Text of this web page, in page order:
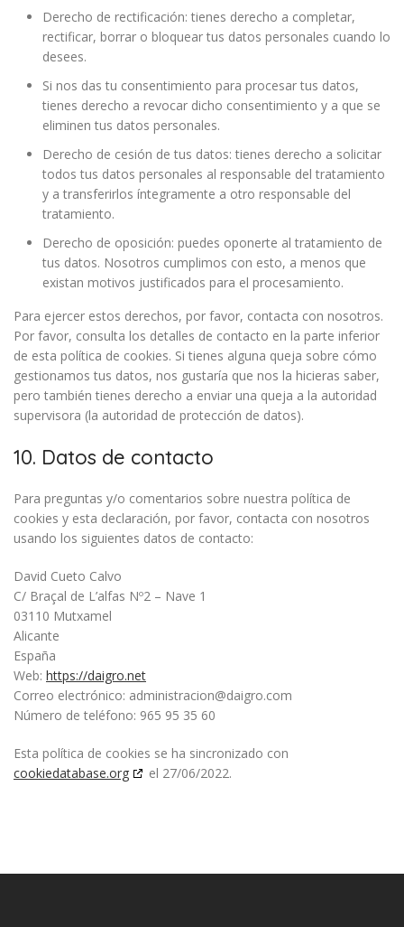
Derecho de rectificación: tienes derecho a completar,
rectificar, borrar o bloquear tus datos personales cuando lo
desees.
Si nos das tu consentimiento para procesar tus datos,
tienes derecho a revocar dicho consentimiento y a que se
eliminen tus datos personales.
Derecho de cesión de tus datos: tienes derecho a solicitar
todos tus datos personales al responsable del tratamiento
y a transferirlos íntegramente a otro responsable del
tratamiento.
Derecho de oposición: puedes oponerte al tratamiento de
tus datos. Nosotros cumplimos con esto, a menos que
existan motivos justificados para el procesamiento.
Para ejercer estos derechos, por favor, contacta con nosotros.
Por favor, consulta los detalles de contacto en la parte inferior
de esta política de cookies. Si tienes alguna queja sobre cómo
gestionamos tus datos, nos gustaría que nos la hicieras saber,
pero también tienes derecho a enviar una queja a la autoridad
supervisora (la autoridad de protección de datos).
10. Datos de contacto
Para preguntas y/o comentarios sobre nuestra política de
cookies y esta declaración, por favor, contacta con nosotros
usando los siguientes datos de contacto:
David Cueto Calvo
C/ Braçal de L’alfas Nº2 – Nave 1
03110 Mutxamel
Alicante
España
Web: https://daigro.net
Correo electrónico: administracion@daigro.com
Número de teléfono: 965 95 35 60
Esta política de cookies se ha sincronizado con
cookiedatabase.org
el 27/06/2022.